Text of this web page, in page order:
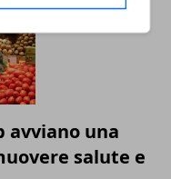
avviano una
salute e